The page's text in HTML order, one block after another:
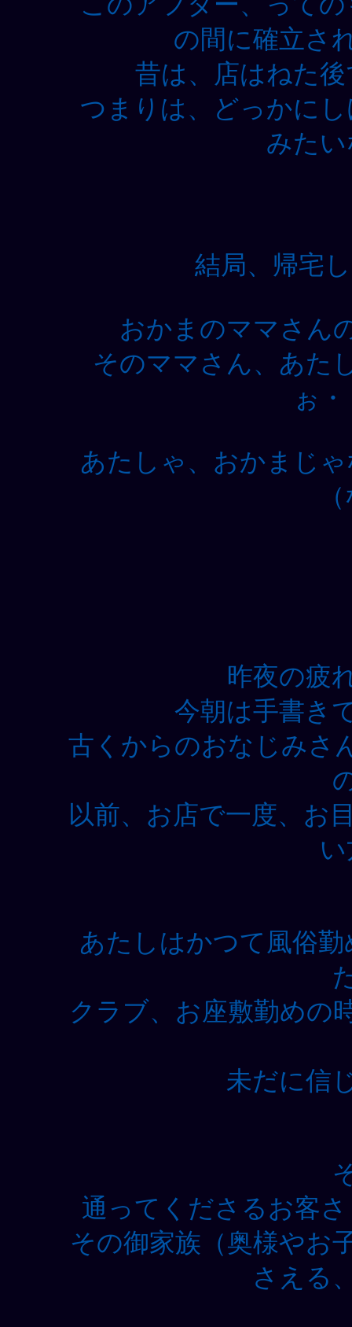
の間に確立さ
昔は、店はねた
つまりは、どっかに
みた
結局、帰宅
おかまのママさん
そのママさん、あた
ぉ
あたしゃ、おかまじ
昨夜の疲
今朝は手書き
古くからのおなじみさ
以前、お店で一度、お
あたしはかつて風俗
クラブ、お座敷勤めの
未だに信
通ってくださるお客
その御家族（奥様やお
さえる